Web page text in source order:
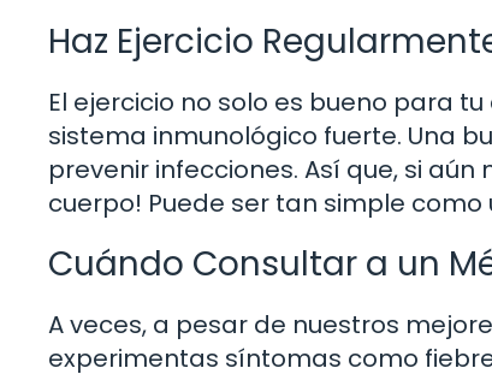
Haz Ejercicio
El ejercicio no solo es bueno para
sistema inmunológico fuerte. Una
prevenir infecciones. Así que, si
cuerpo! Puede ser tan simple
Cuándo Consultar a un
A veces, a pesar de nuestros
experimentas síntomas como